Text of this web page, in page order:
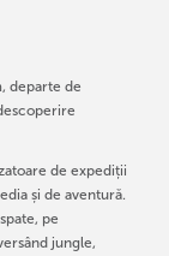
departe de
de expediții
și de aventură.
pe
jungle,